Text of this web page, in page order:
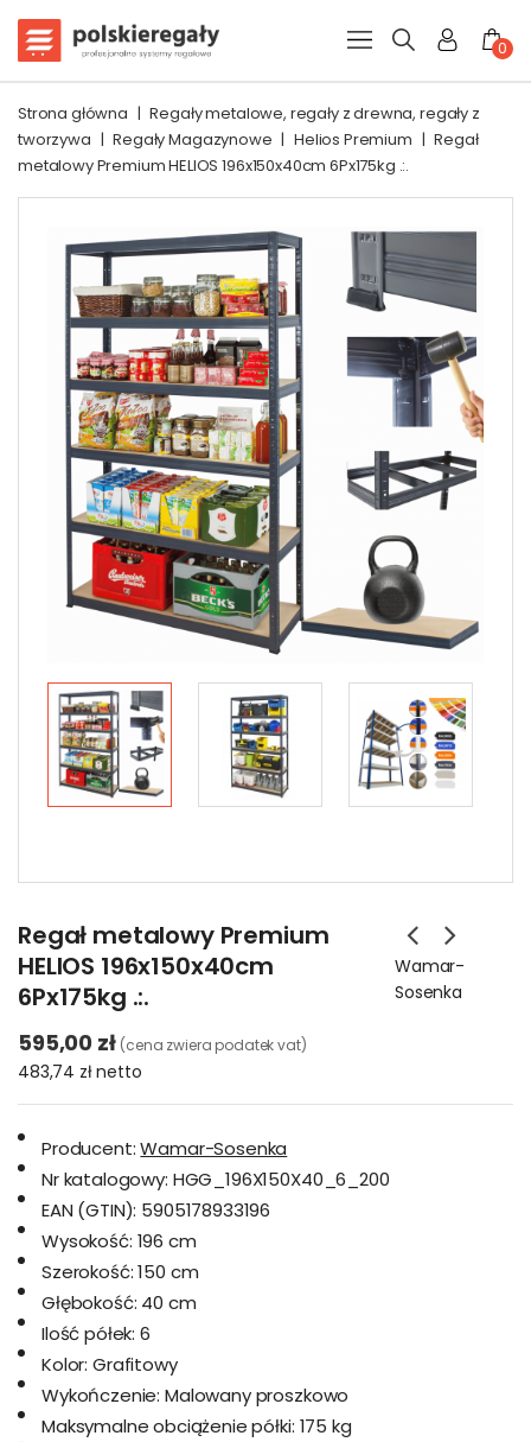
0
Strona główna | Regały metalowe, regały z drewna, regały z
tworzywa | Regały Magazynowe | Helios Premium | Regał
metalowy Premium HELIOS 196x150x40cm 6Px175kg .:.
Regał metalowy Premium
HELIOS 196x150x40cm
6Px175kg .:.
Wamar-
Sosenka
595,00 zł (cena zwiera podatek vat)
483,74 złnetto
Producent: Wamar-Sosenka
Nr katalogowy: HGG_196X150X40_6_200
EAN (GTIN): 5905178933196
Wysokość: 196 cm
Szerokość: 150 cm
Głębokość: 40 cm
Ilość półek: 6
Kolor: Grafitowy
Wykończenie: Malowany proszkowo
Maksymalne obciążenie półki: 175 kg